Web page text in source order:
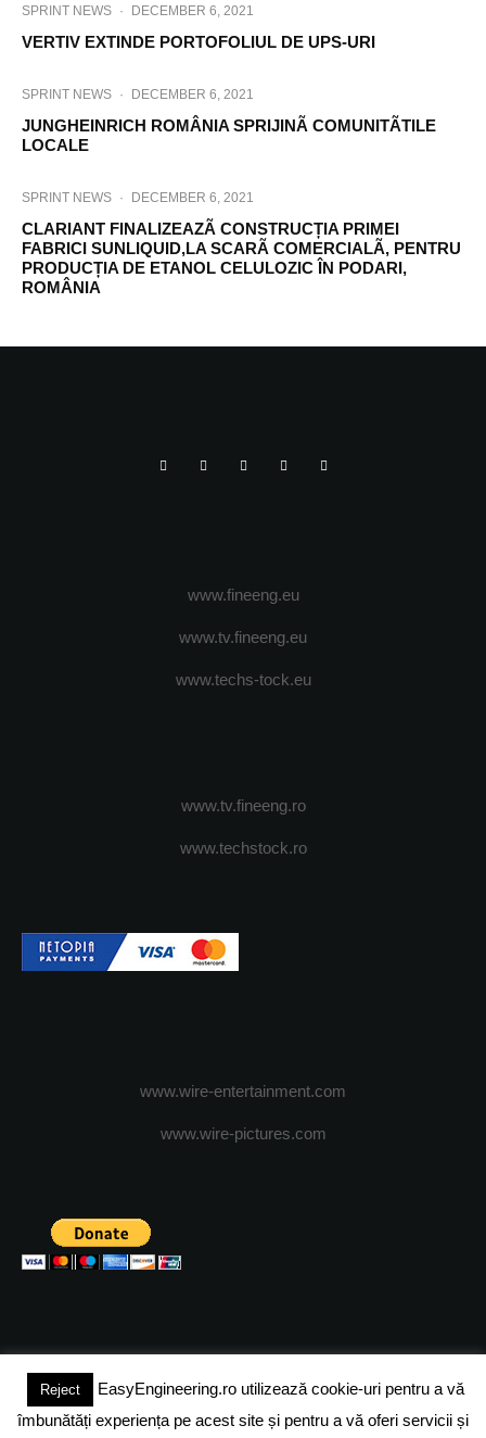
SPRINT NEWS · DECEMBER 6, 2021
VERTIV EXTINDE PORTOFOLIUL DE UPS-URI
SPRINT NEWS · DECEMBER 6, 2021
JUNGHEINRICH ROMÂNIA SPRIJINÃ COMUNITÃTILE
LOCALE
SPRINT NEWS · DECEMBER 6, 2021
CLARIANT FINALIZEAZÃ CONSTRUCȚIA PRIMEI
FABRICI SUNLIQUID,LA SCARÃ COMERCIALÃ, PENTRU
PRODUCȚIA DE ETANOL CELULOZIC ÎN PODARI,
ROMÂNIA
www.fineeng.eu
www.tv.fineeng.eu
www.techs-tock.eu
www.tv.fineeng.ro
www.techstock.ro
www.wire-entertainment.com
www.wire-pictures.com
(c) 2024 - FineEngineeringMagazine. All rights reserved.
Reject
EasyEngineering.ro utilizează cookie-uri pentru a vă
îmbunătăți experiența pe acest site și pentru a vă oferi servicii și